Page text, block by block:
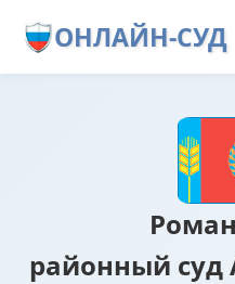
ОНЛАЙН-СУД
районный суд